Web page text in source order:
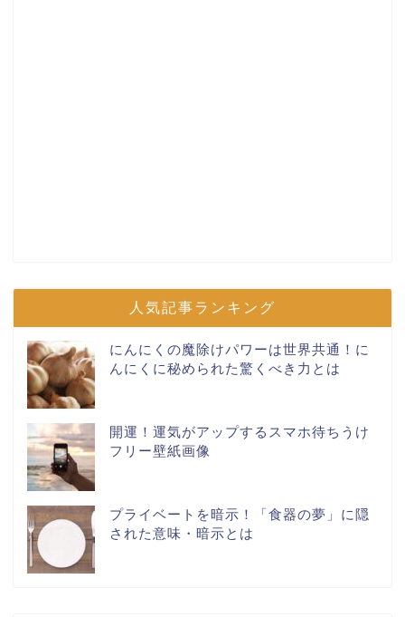
人気記事ランキング
にんにくの魔除けパワーは世界共通！に
んにくに秘められた驚くべき力とは
開運！運気がアップするスマホ待ちうけ
フリー壁紙画像
プライベートを暗示！「食器の夢」に隠
された意味・暗示とは